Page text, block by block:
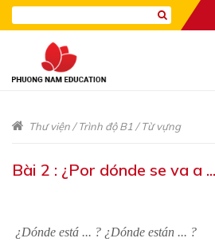
Thư viện/Trình độ B1 /Từ vựng
Bài 2 : ¿Por dónde se va a
¿Dónde está ... ? ¿Dónde están ...